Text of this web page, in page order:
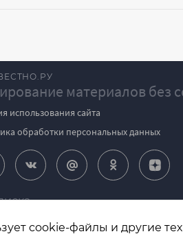
материалов без
использования сайта
обработки персональных данных
cookie-файлы и другие